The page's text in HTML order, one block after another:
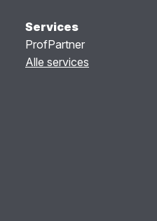
Services
ProfPartner
Alle services